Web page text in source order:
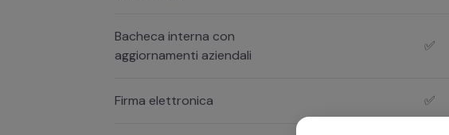
Bacheca interna con
aggiornamenti aziendali
✅
Firma elettronica ✅